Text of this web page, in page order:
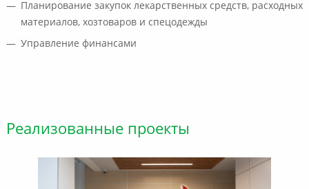
Планирование закупок лекарственных средств, расходных
материалов, хозтоваров и спецодежды
Управление финансами
Реализованные проекты